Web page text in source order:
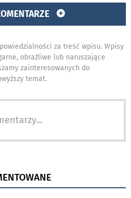
za treść wpisu. Wpisy
obraźliwe lub naruszające
zainteresowanych do
temat.